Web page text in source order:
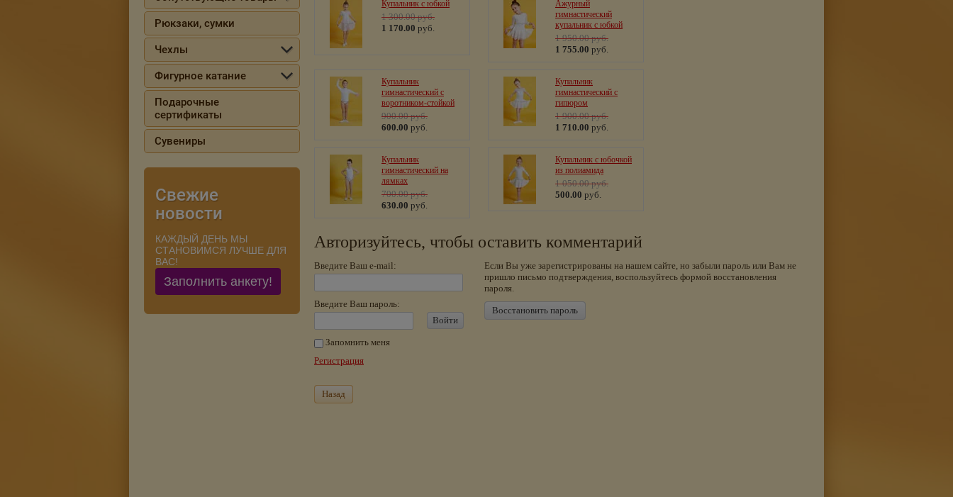
Купальник с юбкой
1 300.00руб.
1 170.00 руб.
Ажурный
гимнастический
купальник с юбкой
1 950.00руб.
1 755.00 руб.
Купальник
гимнастический с
воротником-стойкой
900.00руб.
600.00 руб.
Купальник
гимнастический с
гипюром
1 900.00руб.
1 710.00 руб.
Купальник
гимнастический на
лямках
700.00руб.
630.00 руб.
Купальник с юбочкой
из полиамида
1 050.00руб.
500.00 руб.
Авторизуйтесь, чтобы оставить комментарий
Введите Ваш e-mail:
Введите Ваш пароль:
Войти
Запомнить меня
Регистрация
Если Вы уже зарегистрированы на нашем сайте, но забыли пароль или Вам не
пришло письмо подтверждения, воспользуйтесь формой восстановления
пароля.
Восстановить пароль
Назад
Рюкзаки, сумки
Чехлы
Фигурное катание
Подарочные
сертификаты
Сувениры
Свежие
новости
КАЖДЫЙ ДЕНЬ МЫ
СТАНОВИМСЯ ЛУЧШЕ ДЛЯ
ВАС!
Заполнить анкету!